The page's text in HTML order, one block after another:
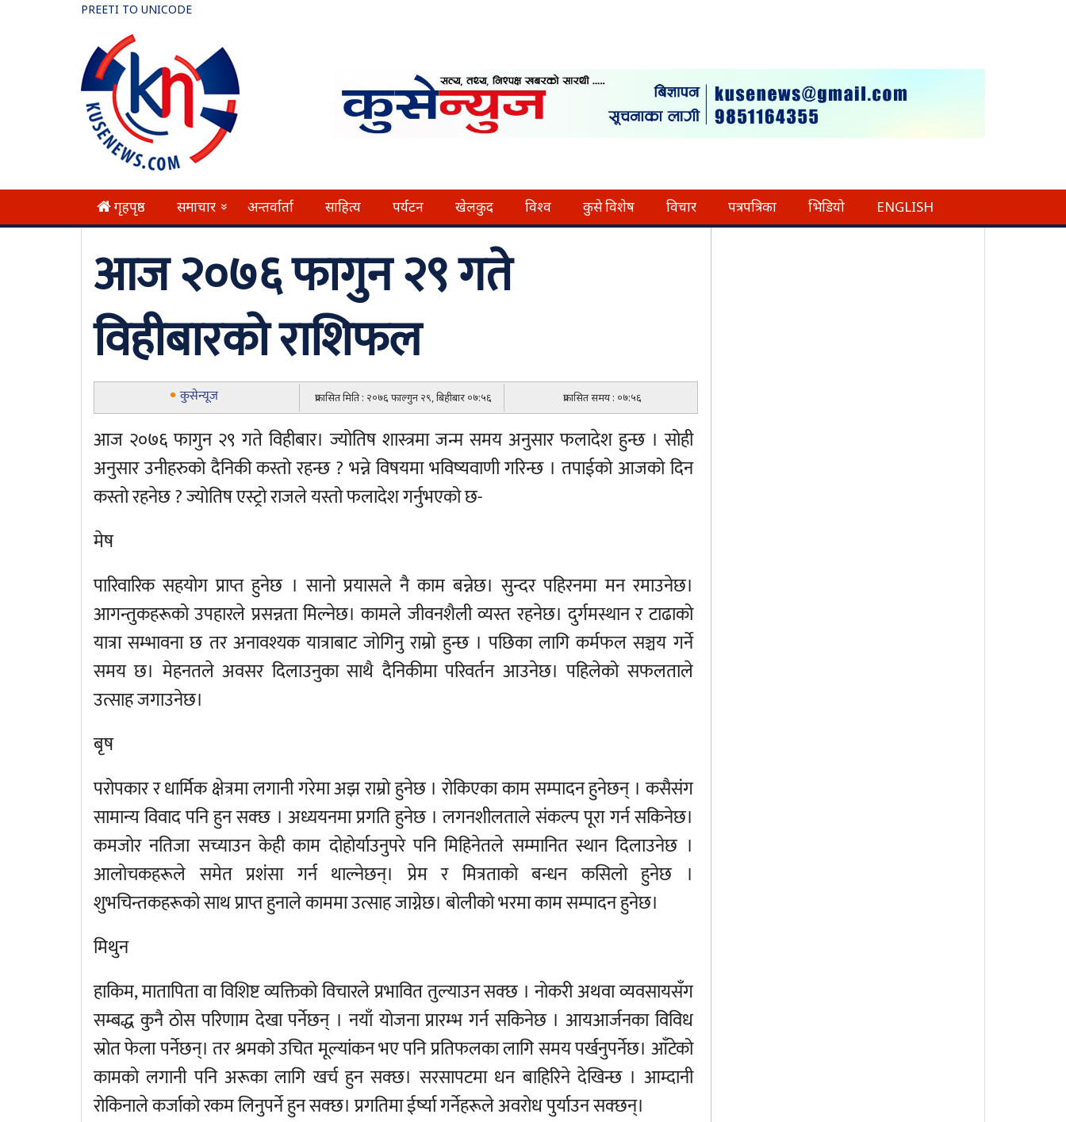
PREETI TO UNICODE
गृहपृष्ठ समाचार » अन्तर्वार्ता साहित्य पर्यटन खेलकुद विश्व कुसे विशेष विचार पत्रपत्रिका भिडियो ENGLISH
आज २०७६ फागुन २९ गते
विहीबारको राशिफल
कुसेन्यूज प्रकासित मिति : २०७६ फाल्गुन २९, बिहीबार ०७:५६ प्रकासित समय : ०७:५६
आज २०७६ फागुन २९ गते विहीबार। ज्योतिष शास्त्रमा जन्म समय अनुसार फलादेश हुन्छ । सोही
अनुसार उनीहरुको दैनिकी कस्तो रहन्छ ? भन्ने विषयमा भविष्यवाणी गरिन्छ । तपाईको आजको दिन
कस्तो रहनेछ ? ज्योतिष एस्ट्रो राजले यस्तो फलादेश गर्नुभएको छ-
मेष
पारिवारिक सहयोग प्राप्त हुनेछ । सानो प्रयासले नै काम बन्नेछ। सुन्दर पहिरनमा मन रमाउनेछ।
आगन्तुकहरूको उपहारले प्रसन्नता मिल्नेछ। कामले जीवनशैली व्यस्त रहनेछ। दुर्गमस्थान र टाढाको
यात्रा सम्भावना छ तर अनावश्यक यात्राबाट जोगिनु राम्रो हुन्छ । पछिका लागि कर्मफल सञ्चय गर्ने
समय छ। मेहनतले अवसर दिलाउनुका साथै दैनिकीमा परिवर्तन आउनेछ। पहिलेको सफलताले
उत्साह जगाउनेछ।
बृष
परोपकार र धार्मिक क्षेत्रमा लगानी गरेमा अझ राम्रो हुनेछ । रोकिएका काम सम्पादन हुनेछन् । कसैसंग
सामान्य विवाद पनि हुन सक्छ । अध्ययनमा प्रगति हुनेछ । लगनशीलताले संकल्प पूरा गर्न सकिनेछ।
कमजोर नतिजा सच्याउन केही काम दोहोर्याउनुपरे पनि मिहिनेतले सम्मानित स्थान दिलाउनेछ ।
आलोचकहरूले समेत प्रशंसा गर्न थाल्नेछन्। प्रेम र मित्रताको बन्धन कसिलो हुनेछ ।
शुभचिन्तकहरूको साथ प्राप्त हुनाले काममा उत्साह जाग्नेछ। बोलीको भरमा काम सम्पादन हुनेछ।
मिथुन
हाकिम, मातापिता वा विशिष्ट व्यक्तिको विचारले प्रभावित तुल्याउन सक्छ । नोकरी अथवा व्यवसायसँग
सम्बद्ध कुनै ठोस परिणाम देखा पर्नेछन् । नयाँ योजना प्रारम्भ गर्न सकिनेछ । आयआर्जनका विविध
स्रोत फेला पर्नेछन्। तर श्रमको उचित मूल्यांकन भए पनि प्रतिफलका लागि समय पर्खनुपर्नेछ। आँटेको
कामको लगानी पनि अरूका लागि खर्च हुन सक्छ। सरसापटमा धन बाहिरिने देखिन्छ । आम्दानी
रोकिनाले कर्जाको रकम लिनुपर्ने हुन सक्छ। प्रगतिमा ईर्ष्या गर्नेहरूले अवरोध पुर्याउन सक्छन्।